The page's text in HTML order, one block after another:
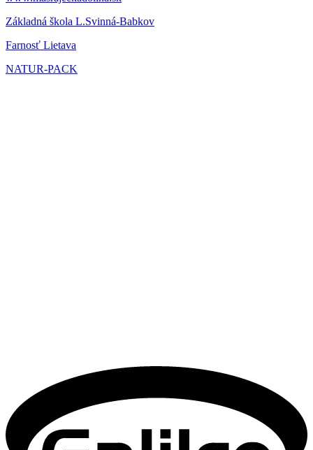
Základná škola L.Svinná-Babkov
Farnosť Lietava
NATUR-PACK